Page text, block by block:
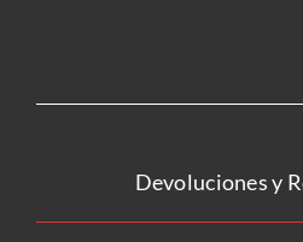
Devoluciones y